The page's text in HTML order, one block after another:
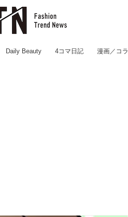
Daily Beauty 4コマ日記 漫画／コ